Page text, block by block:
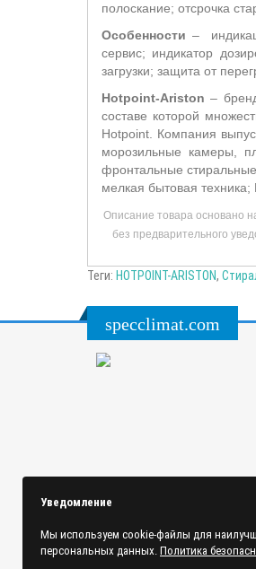
полоскание; отсрочка
Особенности –
сервис; индикатор
загрузки; защита от
Hotpoint-Ariston –
составе которой
Hotpoint. Компания
морозильные камеры,
фронтальные
мелкая бытовая техника;
Описание товара основано
без предварительного
Теги: HOTPOINT-ARISTON,
specclimat.com
Уведомление
Мы используем cookie-файлы для
персональных данных. Политика